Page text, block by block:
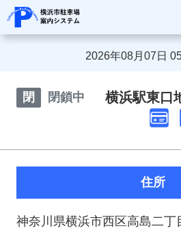
2026年08月07日
閉 閉鎖中 横浜駅東口
住所
神奈川県横浜市西区高島二丁